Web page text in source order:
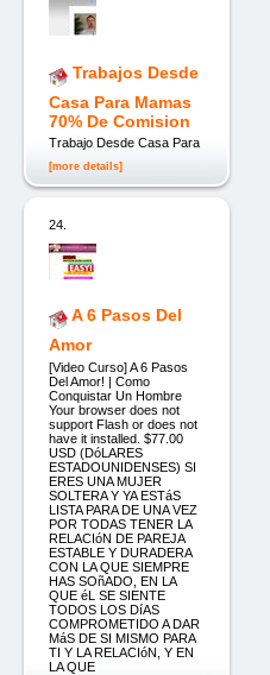
Trabajos Desde
Casa Para Mamas
70% De Comision
Trabajo Desde Casa Para
[more details]
24.
A 6 Pasos Del
Amor
[Video Curso] A 6 Pasos
Del Amor! | Como
Conquistar Un Hombre
Your browser does not
support Flash or does not
have it installed. $77.00
USD (DóLARES
ESTADOUNIDENSES) SI
ERES UNA MUJER
SOLTERA Y YA ESTáS
LISTA PARA DE UNA VEZ
POR TODAS TENER LA
RELACIóN DE PAREJA
ESTABLE Y DURADERA
CON LA QUE SIEMPRE
HAS SOñADO, EN LA
QUE éL SE SIENTE
TODOS LOS DíAS
COMPROMETIDO A DAR
MáS DE SI MISMO PARA
TI Y LA RELACIóN, Y EN
LA QUE